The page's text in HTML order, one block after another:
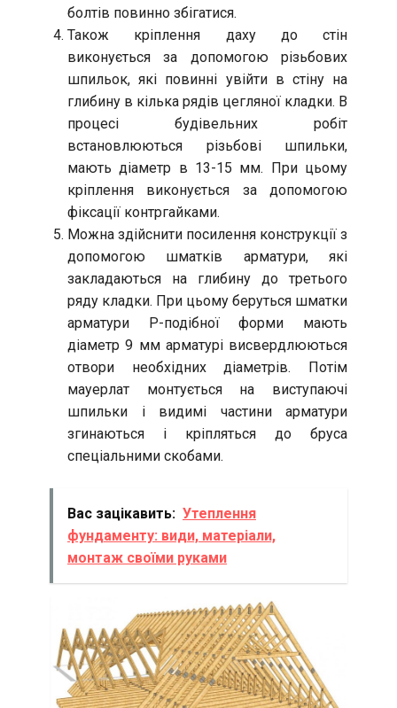
болтів повинно збігатися.
Також кріплення даху до стін
виконується за допомогою різьбових
шпильок, які повинні увійти в стіну на
глибину в кілька рядів цегляної кладки. В
процесі будівельних робіт
встановлюються різьбові шпильки,
мають діаметр в 13-15 мм. При цьому
кріплення виконується за допомогою
фіксації контргайками.
Можна здійснити посилення конструкції з
допомогою шматків арматури, які
закладаються на глибину до третього
ряду кладки. При цьому беруться шматки
арматури Р-подібної форми мають
діаметр 9 мм арматурі висвердлюються
отвори необхідних діаметрів. Потім
мауерлат монтується на виступаючі
шпильки і видимі частини арматури
згинаються і кріпляться до бруса
спеціальними скобами.
Вас зацікавить: Утеплення
фундаменту: види, матеріали,
монтаж своїми руками